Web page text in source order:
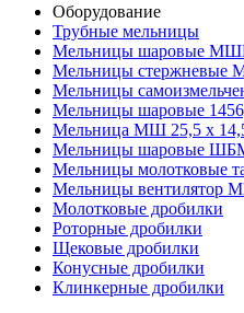
Оборудование
Трубные мельницы
Мельницы шаровые
Мельницы стержневые
Мельницы
Мельницы шаровые
Мельница МШ 25,5 х
Мельницы шаровые
Мельницы молотковые
Мельницы вентилятор
Молотковые дробилки
Роторные дробилки
Щековые дробилки
Конусные дробилки
Клинкерные дробилки